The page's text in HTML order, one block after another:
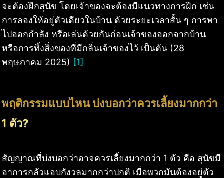
จะต้องฝึกสุนัข โดยเจ้าของจะต้องมีแนวทางการฝึก เช่น
การลองให้อยู่ตัวเดียวในบ้าน ด้วยระยะเวลาสั้น ๆ การพา
ไปออกกำลัง หรือเล่นด้วยกันก่อนเจ้าของออกจากบ้าน
หรือการทิ้งสิ่งของที่มีกลิ่นเจ้าของไว้ เป็นต้น (28
พฤษภาคม 2025) [1]
พฤติกรรมแบบไหน บ่งบอกว่าควรเลี้ยงมากกว่า
1 ตัว?
สัญญาณที่บ่งบอกว่าอาจควรเลี้ยงมากกว่า 1 ตัว คือ สุนัขมี
อาการกลัวแอบกังวลมากกว่าปกติ เมื่อพวกมันต้องอยู่ตัว